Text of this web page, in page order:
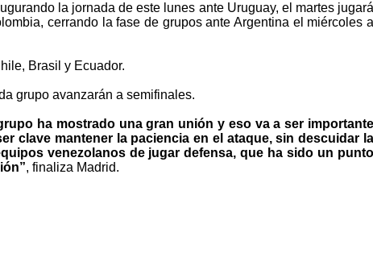
la jornada de este lunes ante Uruguay, el martes jugará
cerrando la fase de grupos ante Argentina el miércoles a
Brasil y Ecuador.
grupo avanzarán a semifinales.
ha mostrado una gran unión y eso va a ser importante
clave mantener la paciencia en el ataque, sin descuidar la
venezolanos de jugar defensa, que ha sido un punto
, finaliza Madrid.